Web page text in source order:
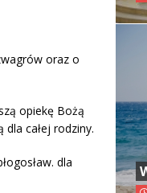
oraz o
opiekę Bożą
całej rodziny.
dla